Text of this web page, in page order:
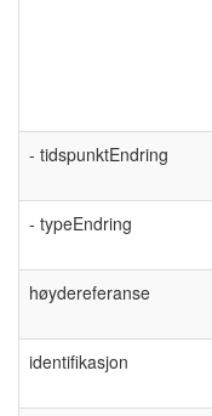
- tidspunktEndring
- typeEndring
høydereferanse
identifikasjon